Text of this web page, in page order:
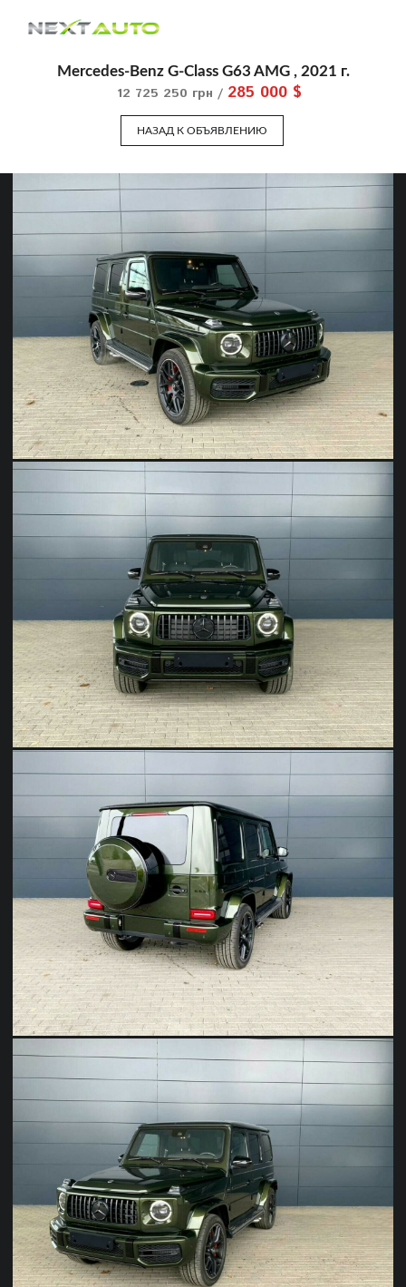
Mercedes-Benz G-Class G63 AMG , 2021 г.
12 725 250 грн / 285 000 $
НАЗАД К ОБЪЯВЛЕНИЮ